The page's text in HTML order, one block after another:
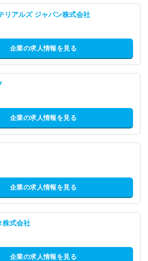
リアルズ ジャパン株式会社
企業の求人情報を見る
企業の求人情報を見る
企業の求人情報を見る
株式会社
企業の求人情報を見る